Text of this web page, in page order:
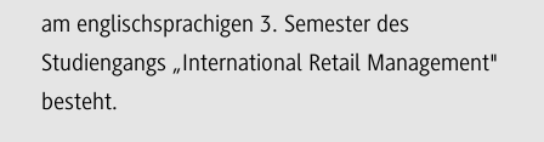
am englischsprachigen 3. Semester des
Studiengangs „International Retail Management"
besteht.